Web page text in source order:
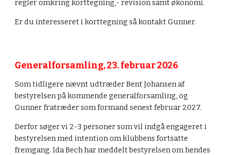
regler omkring korttegning,- revision samt økonomi.
Er du interesseret i korttegning så kontakt Gunner.
Generalforsamling, 23. februar 2026
Som tidligere nævnt udtræder Bent Johansen af
bestyrelsen på kommende generalforsamling, og
Gunner fratræder som formand senest februar 2027.
Derfor søger vi 2-3 personer som vil indgå engageret i
bestyrelsen med intention om klubbens fortsatte
fremgang. Ida Bech har meddelt bestyrelsen om hendes